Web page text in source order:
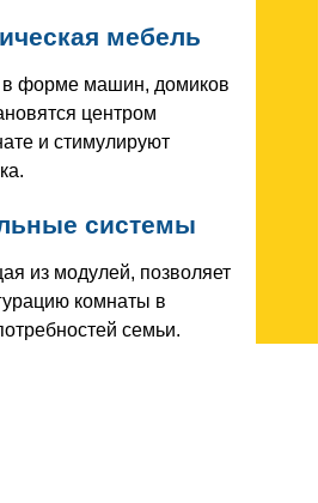
мебель
в форме машин, домиков
центром
и стимулируют
системы
из модулей, позволяет
комнаты в
семьи.